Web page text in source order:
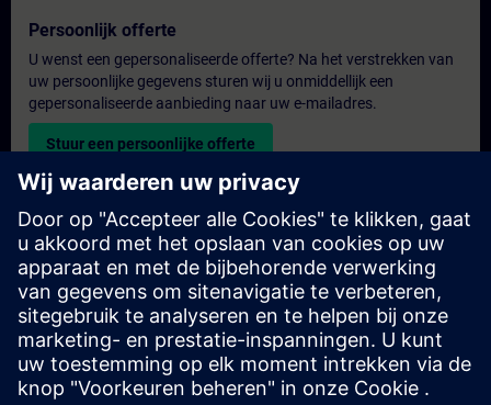
Persoonlijk offerte
U wenst een gepersonaliseerde offerte? Na het verstrekken van
uw persoonlijke gegevens sturen wij u onmiddellijk een
gepersonaliseerde aanbieding naar uw e-mailadres.
Stuur een persoonlijke offerte
Aanvraag voor een exclusieve training
Heeft u een uitgebreidere trainingsbehoefte en wilt u een offerte
voor exclusieve training – op locatie, virtueel of in een SITRAIN-
trainingscentrum? Bezorg ons u uw persoonlijke gegevens en
uw trainingsbehoeften en u ontvangt van ons een offerte voor
een exclusieve training.
Exclusieve offerte aanvragen